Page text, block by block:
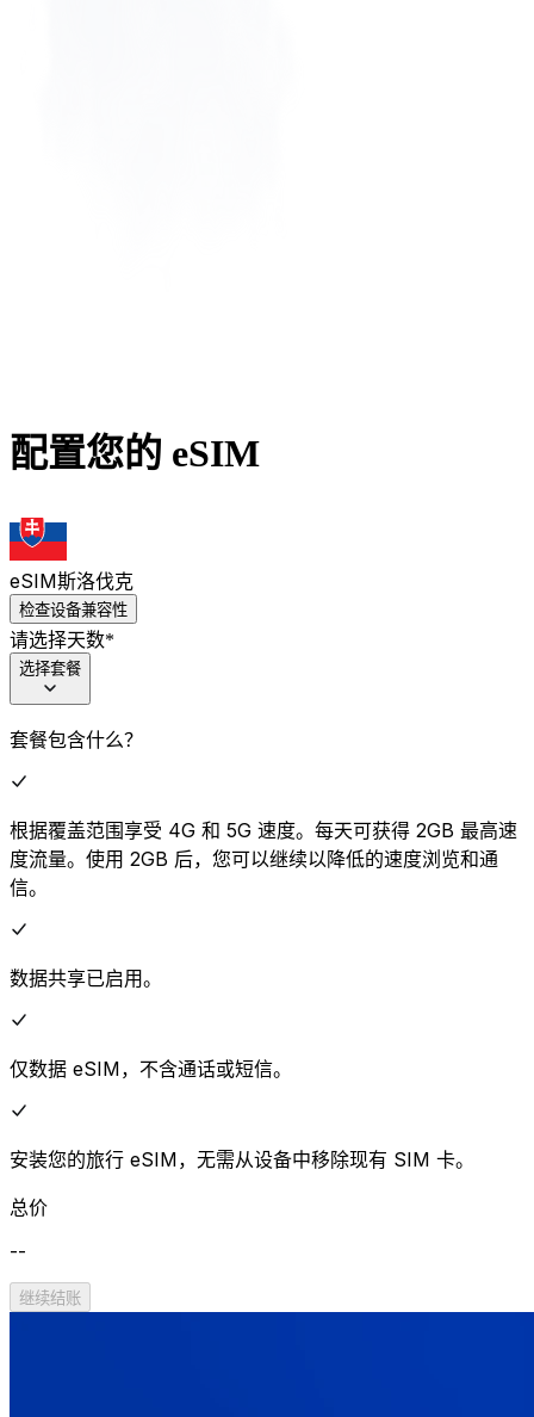
配置您的 eSIM
eSIM斯洛伐克
检查设备兼容性
请选择天数*
选择套餐
套餐包含什么？
根据覆盖范围享受 4G 和 5G 速度。每天可获得 2GB 最高速
度流量。使用 2GB 后，您可以继续以降低的速度浏览和通
信。
数据共享已启用。
仅数据 eSIM，不含通话或短信。
安装您的旅行 eSIM，无需从设备中移除现有 SIM 卡。
总价
--
继续结账